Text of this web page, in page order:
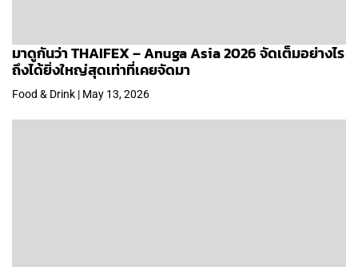
มาดูกันว่า THAIFEX – Anuga Asia 2026 จัดเต็มอย่างไร
ถึงได้ยิ่งใหญ่สุดเท่าที่เคยจัดมา
Food & Drink | May 13, 2026